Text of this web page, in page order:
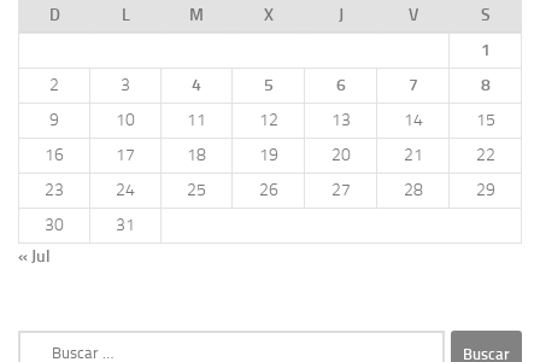
D
L M X J V
S
1
2
3 4 5 6 7
8
9
10 11 12 13 14
15
16
17 18 19 20 21
22
23
24 25 26 27 28
29
30
31
« Jul
Buscar: